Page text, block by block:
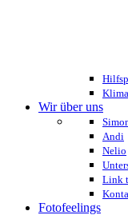
Wir über uns
Andi
Nelio
Link
Fotofeelings